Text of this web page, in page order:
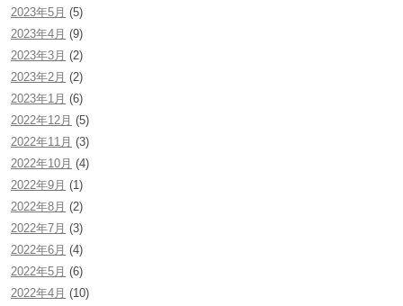
2023年5月 (5)
2023年4月 (9)
2023年3月 (2)
2023年2月 (2)
2023年1月 (6)
2022年12月 (5)
2022年11月 (3)
2022年10月 (4)
2022年9月 (1)
2022年8月 (2)
2022年7月 (3)
2022年6月 (4)
2022年5月 (6)
2022年4月 (10)